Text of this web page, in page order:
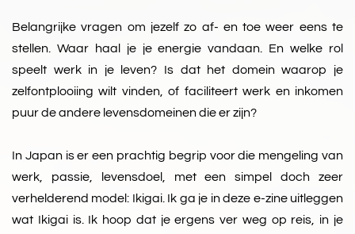
Belangrijke vragen om jezelf zo af- en toe weer eens te
stellen. Waar haal je je energie vandaan. En welke rol
speelt werk in je leven? Is dat het domein waarop je
zelfontplooiing wilt vinden, of faciliteert werk en inkomen
puur de andere levensdomeinen die er zijn?
In Japan is er een prachtig begrip voor die mengeling van
werk, passie, levensdoel, met een simpel doch zeer
verhelderend model: Ikigai. Ik ga je in deze e-zine uitleggen
wat Ikigai is. Ik hoop dat je ergens ver weg op reis, in je